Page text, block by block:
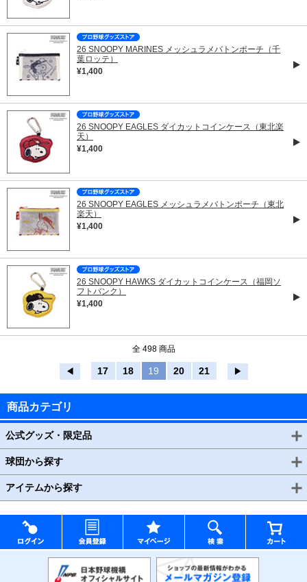
26 SNOOPY MARINES メッシュラメバトンポーチ（千
葉ロッテ）
¥1,400
26 SNOOPY EAGLES ダイカットコインケース（東北楽
天）
¥1,400
26 SNOOPY EAGLES メッシュラメバトンポーチ（東北
楽天）
¥1,400
26 SNOOPY HAWKS ダイカットコインケース（福岡ソ
フトバンク）
¥1,400
全 498 商品
◀ 17 18 19 20 21 ▶
商品カテゴリ
公式グッズ・限定品
球団から探す
アイテムから探す